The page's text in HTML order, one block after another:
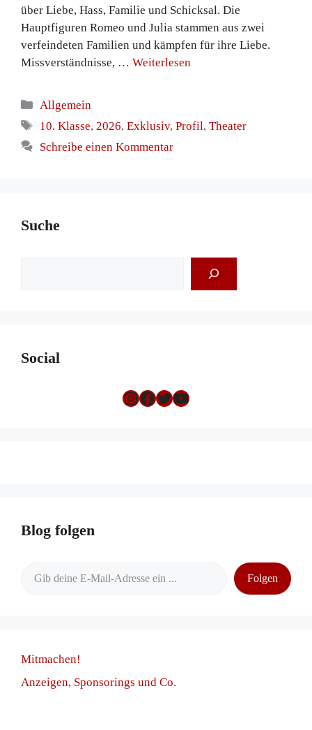
über Liebe, Hass, Familie und Schicksal. Die
Hauptfiguren Romeo und Julia stammen aus zwei
verfeindeten Familien und kämpfen für ihre Liebe.
Missverständnisse, … Weiterlesen
Kategorien
Allgemein
Schlagwörter
10. Klasse,2026,Exklusiv,Profil,Theater
Schreibe einen Kommentar
Suche
Social
Instagram
Facebook
Twitter
YouTube
Blog folgen
Folgen
Mitmachen!
Anzeigen, Sponsorings und Co.